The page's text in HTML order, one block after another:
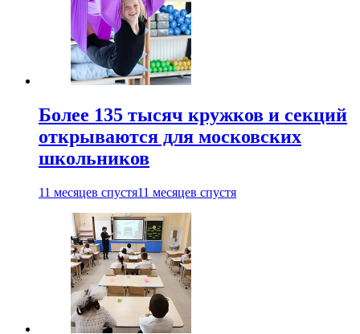
Более 135 тысяч кружков и секций
открываются для московских
школьников
11 месяцев спустя11 месяцев спустя